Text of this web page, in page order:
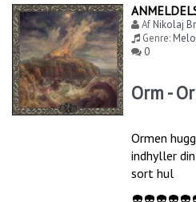
AfNikolaj
Genre:
0
Orm -
Ormen
indhyller
sort hul